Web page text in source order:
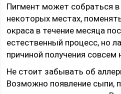
Пигмент может собраться
некоторых местах,
окраса в течение месяца
естественный процесс, но
причиной получения
Не стоит забывать об
Возможно появление сыпи,